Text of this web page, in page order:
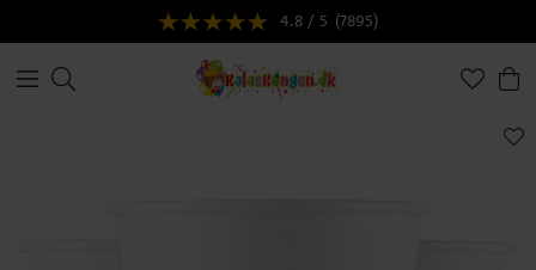
4.8 / 5 (7895)